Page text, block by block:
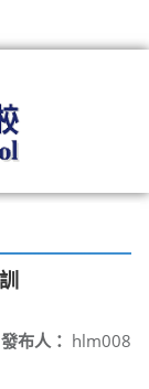
發布人： hlm008